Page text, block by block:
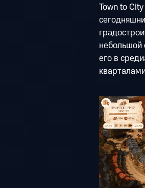
Town to
небольшой
его в